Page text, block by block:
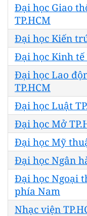
Đại học Giao
TP.HCM
Đại học Kiến
Đại học Kinh tế
Đại học Lao
TP.HCM
Đại học Luật
Đại học Mở
Đại học Mỹ
Đại học Ngân
Đại học Ngoại
phía Nam
Nhạc viện